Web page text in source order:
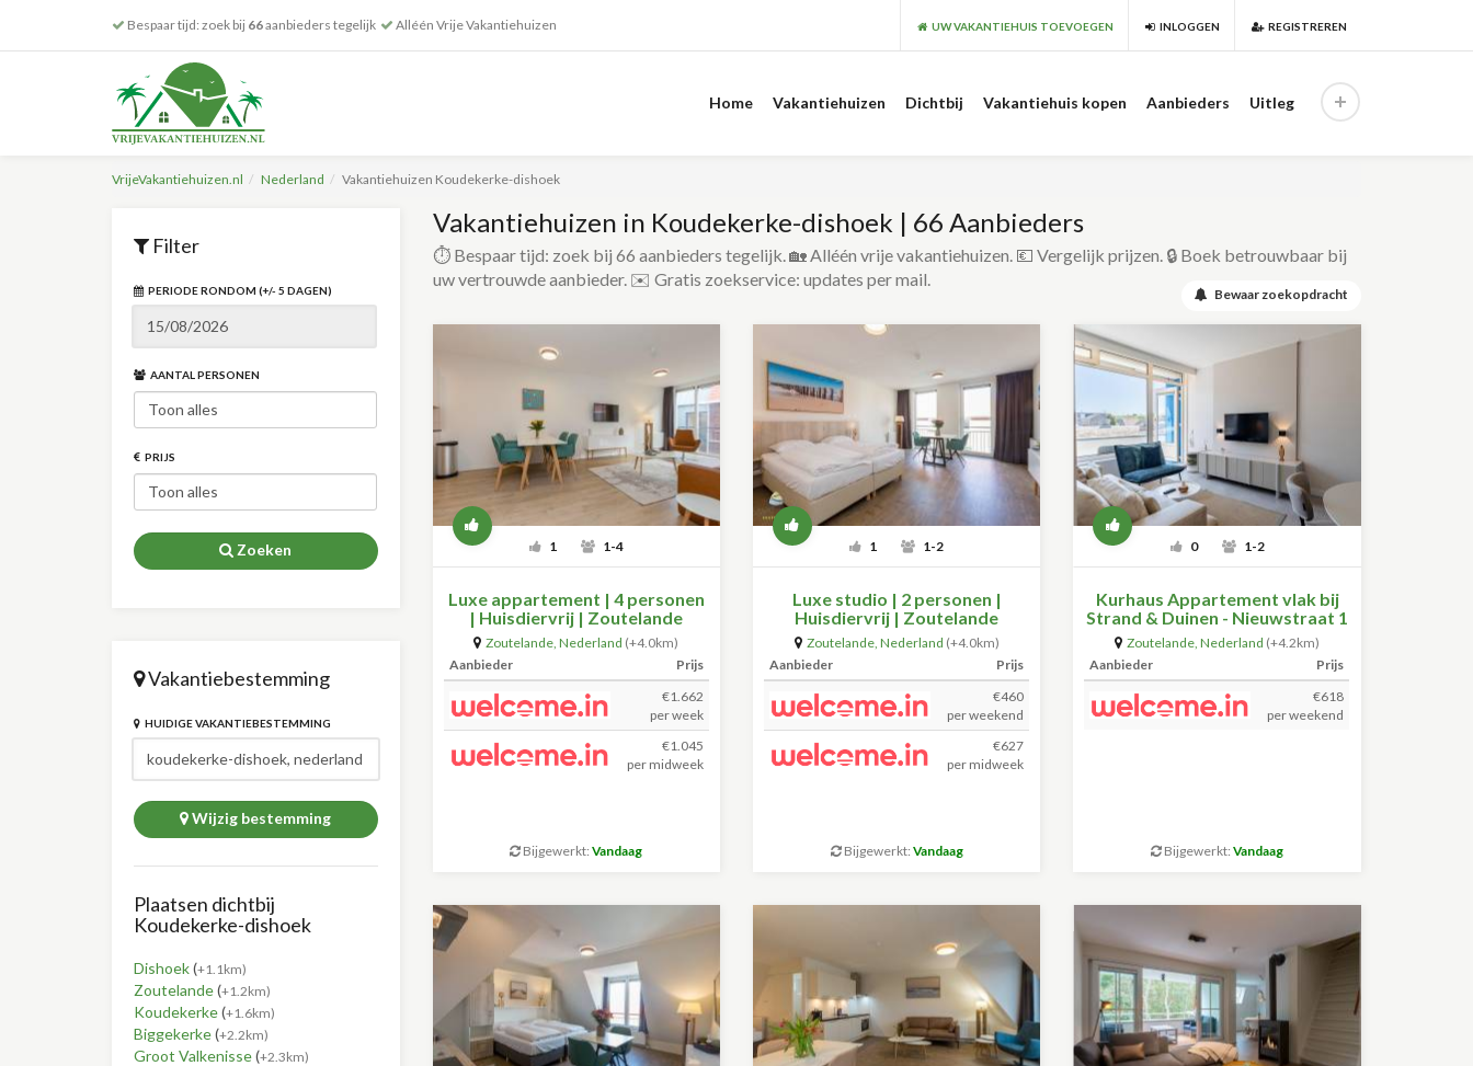
Bespaar tijd: zoek bij 66aanbieders tegelijk Alléén Vrije Vakantiehuizen UW VAKANTIEHUIS TOEVOEGEN INLOGGEN REGISTREREN
Home Vakantiehuizen Dichtbij Vakantiehuis kopen Aanbieders Uitleg
VrijeVakantiehuizen.nl Nederland Vakantiehuizen Koudekerke-dishoek
Filter
PERIODE RONDOM (+/- 5 DAGEN)
AANTAL PERSONEN
PRIJS
Zoeken
Vakantiebestemming
HUIDIGE VAKANTIEBESTEMMING
Wijzig bestemming
Plaatsen dichtbij
Koudekerke-dishoek
Dishoek(+1.1km)
Zoutelande(+1.2km)
Koudekerke(+1.6km)
Biggekerke(+2.2km)
Groot Valkenisse(+2.3km)
Bewaar zoekopdracht
Vakantiehuizen in Koudekerke-dishoek | 66 Aanbieders
⏱️ Bespaar tijd: zoek bij 66 aanbieders tegelijk. 🏡 Alléén vrije vakantiehuizen. 💶 Vergelijk prijzen. 🔒 Boek betrouwbaar bij
uw vertrouwde aanbieder. ✉️ Gratis zoekservice: updates per mail.
1 1-4
Luxe appartement | 4 personen
| Huisdiervrij | Zoutelande
Zoutelande,Nederland (+4.0km)
Aanbieder
Prijs
€1.662
per week
€1.045
per midweek
Bijgewerkt:Vandaag
1 1-2
Luxe studio | 2 personen |
Huisdiervrij | Zoutelande
Zoutelande, Nederland (+4.0km)
Aanbieder
Prijs
€460
per weekend
€627
per midweek
Bijgewerkt: Vandaag
0 1-2
Kurhaus Appartement vlak bij
Strand & Duinen - Nieuwstraat 1
- app. nr 14 | Zoutelande
Zoutelande,Nederland (+4.2km)
Aanbieder
Prijs
€618
per weekend
Bijgewerkt:Vandaag